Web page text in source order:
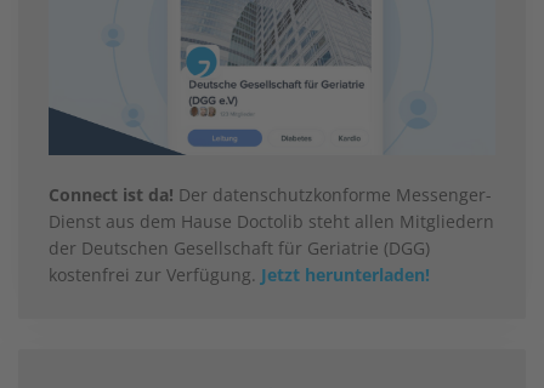
Connect ist da! Der datenschutzkonforme Messenger-
Dienst aus dem Hause Doctolib steht allen Mitgliedern
der Deutschen Gesellschaft für Geriatrie (DGG)
kostenfrei zur Verfügung. Jetzt herunterladen!